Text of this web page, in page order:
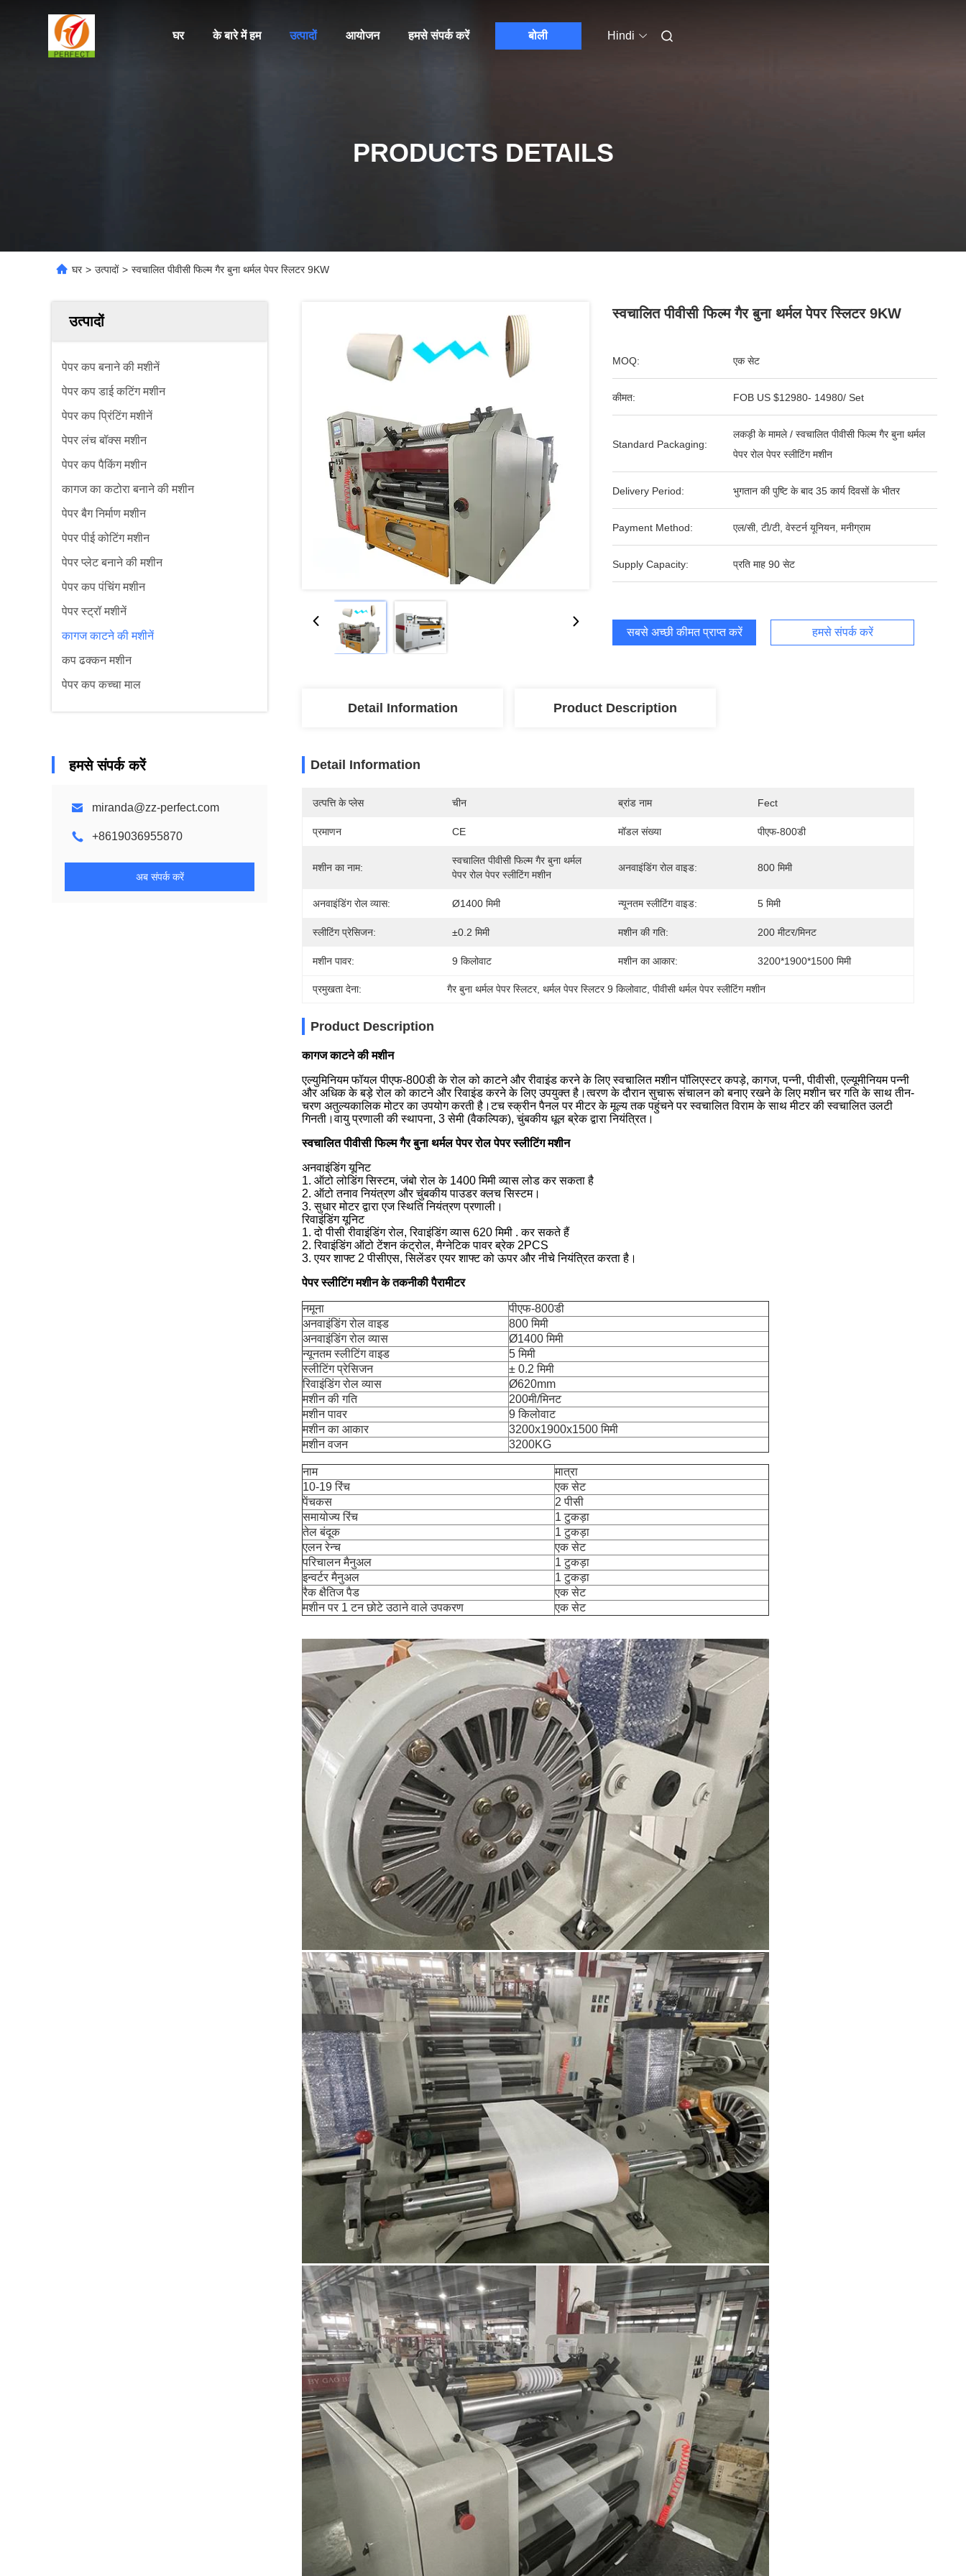
घर के बारे में हम उत्पादों आयोजन हमसे संपर्क करें बोली Hindi
PRODUCTS DETAILS
घर > उत्पादों > स्वचालित पीवीसी फिल्म गैर बुना थर्मल पेपर स्लिटर 9KW
उत्पादों
पेपर कप बनाने की मशीनें
पेपर कप डाई कटिंग मशीन
पेपर कप प्रिंटिंग मशीनें
पेपर लंच बॉक्स मशीन
पेपर कप पैकिंग मशीन
कागज का कटोरा बनाने की मशीन
पेपर बैग निर्माण मशीन
पेपर पीई कोटिंग मशीन
पेपर प्लेट बनाने की मशीन
पेपर कप पंचिंग मशीन
पेपर स्ट्रॉ मशीनें
कागज काटने की मशीनें
कप ढक्कन मशीन
पेपर कप कच्चा माल
हमसे संपर्क करें
miranda@zz-perfect.com
+8619036955870
अब संपर्क करें
स्वचालित पीवीसी फिल्म गैर बुना थर्मल पेपर स्लिटर 9KW
MOQ: एक सेट
कीमत: FOB US $12980- 14980/ Set
Standard Packaging:
लकड़ी के मामले / स्वचालित पीवीसी फिल्म गैर बुना थर्मल
पेपर रोल पेपर स्लीटिंग मशीन
Delivery Period: भुगतान की पुष्टि के बाद 35 कार्य दिवसों के भीतर
Payment Method: एल/सी, टी/टी, वेस्टर्न यूनियन, मनीग्राम
Supply Capacity: प्रति माह 90 सेट
सबसे अच्छी कीमत प्राप्त करें हमसे संपर्क करें
Detail Information Product Description
Detail Information
उत्पत्ति के प्लेस चीन ब्रांड नाम Fect
प्रमाणन CE मॉडल संख्या पीएफ-800डी
मशीन का नाम:
स्वचालित पीवीसी फिल्म गैर बुना थर्मल
पेपर रोल पेपर स्लीटिंग मशीन
अनवाइंडिंग रोल वाइड: 800 मिमी
अनवाइंडिंग रोल व्यास: Ø1400 मिमी न्यूनतम स्लीटिंग वाइड: 5 मिमी
स्लीटिंग प्रेसिजन: ±0.2 मिमी मशीन की गति: 200 मीटर/मिनट
मशीन पावर: 9 किलोवाट मशीन का आकार: 3200*1900*1500 मिमी
प्रमुखता देना: गैर बुना थर्मल पेपर स्लिटर, थर्मल पेपर स्लिटर 9 किलोवाट , पीवीसी थर्मल पेपर स्लीटिंग मशीन
Product Description
कागज काटने की मशीन
एल्युमिनियम फॉयल पीएफ-800डी के रोल को काटने और रीवाइंड करने के लिए स्वचालित मशीन पॉलिएस्टर कपड़े, कागज, पन्नी, पीवीसी, एल्यूमीनियम पन्नी
और अधिक के बड़े रोल को काटने और रिवाइंड करने के लिए उपयुक्त है।त्वरण के दौरान सुचारू संचालन को बनाए रखने के लिए मशीन चर गति के साथ तीन-
चरण अतुल्यकालिक मोटर का उपयोग करती है।टच स्क्रीन पैनल पर मीटर के मूल्य तक पहुंचने पर स्वचालित विराम के साथ मीटर की स्वचालित उलटी
गिनती।वायु प्रणाली की स्थापना, 3 सेमी (वैकल्पिक), चुंबकीय धूल ब्रेक द्वारा नियंत्रित।
स्वचालित पीवीसी फिल्म गैर बुना थर्मल पेपर रोल पेपर स्लीटिंग मशीन
अनवाइंडिंग यूनिट
1. ऑटो लोडिंग सिस्टम, जंबो रोल के 1400 मिमी व्यास लोड कर सकता है
2. ऑटो तनाव नियंत्रण और चुंबकीय पाउडर क्लच सिस्टम।
3. सुधार मोटर द्वारा एज स्थिति नियंत्रण प्रणाली।
रिवाइंडिंग यूनिट
1. दो पीसी रीवाइंडिंग रोल, रिवाइंडिंग व्यास 620 मिमी . कर सकते हैं
2. रिवाइंडिंग ऑटो टेंशन कंट्रोल, मैग्नेटिक पावर ब्रेक 2PCS
3. एयर शाफ्ट 2 पीसीएस, सिलेंडर एयर शाफ्ट को ऊपर और नीचे नियंत्रित करता है।
पेपर स्लीटिंग मशीन के तकनीकी पैरामीटर
नमूना
पीएफ-800डी
अनवाइंडिंग रोल वाइड
800 मिमी
अनवाइंडिंग रोल व्यास
Ø1400 मिमी
न्यूनतम स्लीटिंग वाइड
5 मिमी
स्लीटिंग प्रेसिजन
± 0.2 मिमी
रिवाइंडिंग रोल व्यास
Ø620mm
मशीन की गति
200मी/मिनट
मशीन पावर
9 किलोवाट
मशीन का आकार
3200x1900x1500 मिमी
मशीन वजन
3200KG
नाम
मात्रा
10-19 रिंच
एक सेट
पेंचकस
2 पीसी
समायोज्य रिंच
1 टुकड़ा
तेल बंदूक
1 टुकड़ा
एलन रेन्च
एक सेट
परिचालन मैनुअल
1 टुकड़ा
इन्वर्टर मैनुअल
1 टुकड़ा
रैक क्षैतिज पैड
एक सेट
मशीन पर 1 टन छोटे उठाने वाले उपकरण
एक सेट